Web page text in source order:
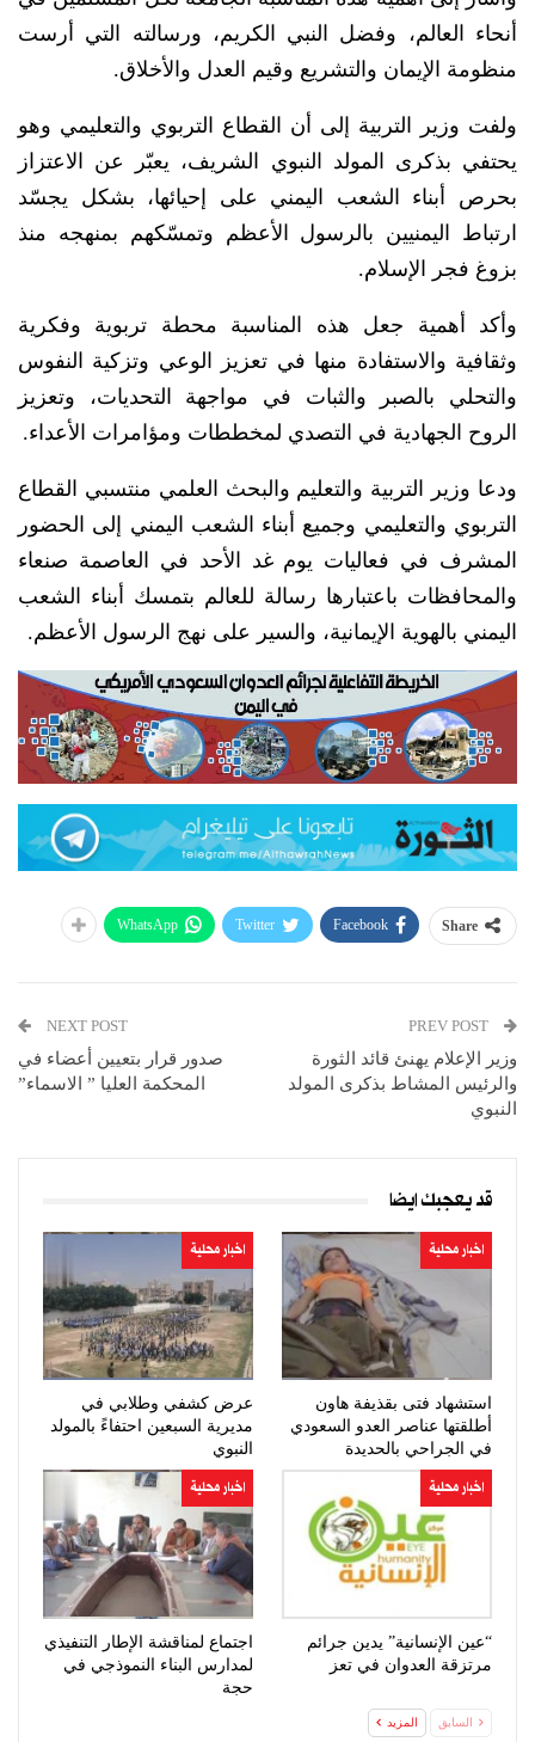
أنحاء العالم، وفضل النبي الكريم، ورسالته التي أرست
منظومة الإيمان والتشريع وقيم العدل والأخلاق.
ولفت وزير التربية إلى أن القطاع التربوي والتعليمي وهو
يحتفي بذكرى المولد النبوي الشريف، يعبّر عن الاعتزاز
بحرص أبناء الشعب اليمني على إحيائها، بشكل يجسّد
ارتباط اليمنيين بالرسول الأعظم وتمسّكهم بمنهجه منذ
بزوغ فجر الإسلام.
وأكد أهمية جعل هذه المناسبة محطة تربوية وفكرية
وثقافية والاستفادة منها في تعزيز الوعي وتزكية النفوس
والتحلي بالصبر والثبات في مواجهة التحديات، وتعزيز
الروح الجهادية في التصدي لمخططات ومؤامرات الأعداء.
ودعا وزير التربية والتعليم والبحث العلمي منتسبي القطاع
التربوي والتعليمي وجميع أبناء الشعب اليمني إلى الحضور
المشرف في فعاليات يوم غد الأحد في العاصمة صنعاء
والمحافظات باعتبارها رسالة للعالم بتمسك أبناء الشعب
اليمني بالهوية الإيمانية، والسير على نهج الرسول الأعظم.
Share
Facebook
Twitter
WhatsApp
وزير الإعلام يهنئ قائد الثورة
والرئيس المشاط بذكرى المولد
النبوي
NEXT POST
صدور قرار بتعيين أعضاء في
المحكمة العليا ” الاسماء”
قد يعجبك ايضا
اخبار محلية
استشهاد فتى بقذيفة هاون
أطلقتها عناصر العدو السعودي
في الجراحي بالحديدة
اخبار محلية
عرض كشفي وطلابي في
مديرية السبعين احتفاءً بالمولد
النبوي
اخبار محلية
“عين الإنسانية” يدين جرائم
مرتزقة العدوان في تعز
اخبار محلية
اجتماع لمناقشة الإطار التنفيذي
لمدارس البناء النموذجي في
حجة
السابق المزيد